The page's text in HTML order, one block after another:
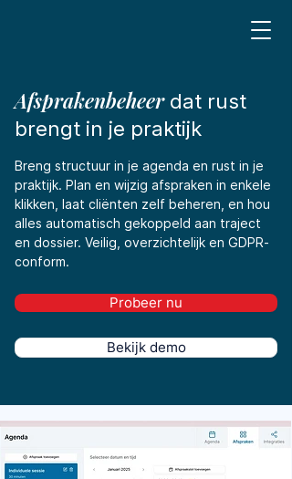
Afsprakenbeheerdat rust
brengt in je praktijk
Breng structuur in je agenda en rust in je
praktijk. Plan en wijzig afspraken in enkele
klikken, laat cliënten zelf beheren, en hou
alles automatisch gekoppeld aan traject
en dossier. Veilig, overzichtelijk en GDPR-
conform.
Probeer nu
Bekijk demo